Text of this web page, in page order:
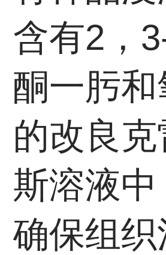
含有2，
酮一肟和
的改良
斯溶液中
确保组织